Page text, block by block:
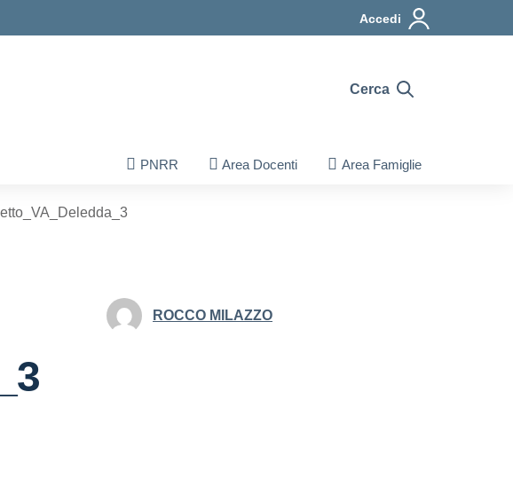
Accedi
Cerca
PNRR Area Docenti Area Famiglie
ROCCO MILAZZO